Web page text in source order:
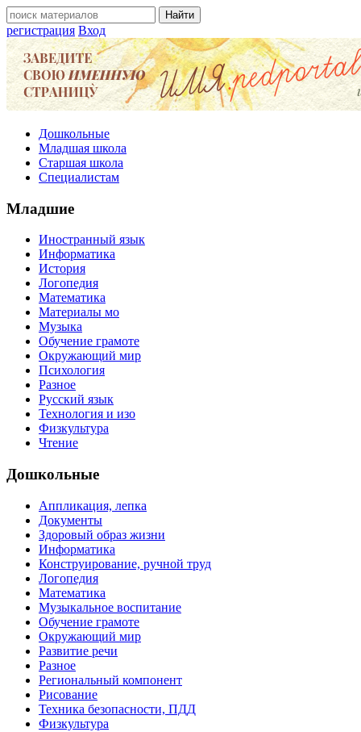
регистрация Вход
Дошкольные
Младшая школа
Старшая школа
Специалистам
Младшие
Иностранный язык
Информатика
История
Логопедия
Математика
Материалы мо
Музыка
Обучение грамоте
Окружающий мир
Психология
Разное
Русский язык
Технология и изо
Физкультура
Чтение
Дошкольные
Аппликация, лепка
Документы
Здоровый образ жизни
Информатика
Конструирование, ручной труд
Логопедия
Математика
Музыкальное воспитание
Обучение грамоте
Окружающий мир
Развитие речи
Разное
Региональный компонент
Рисование
Техника безопасности, ПДД
Физкультура